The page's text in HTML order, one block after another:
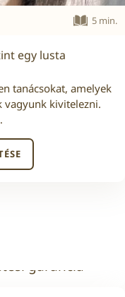
5 min.
egy lusta
tanácsokat, amelyek
vagyunk kivitelezni.
garancia